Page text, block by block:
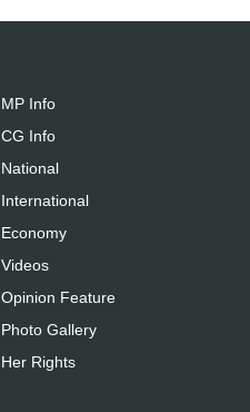
MP Info
CG Info
National
International
Economy
Videos
Opinion Feature
Photo Gallery
Her Rights